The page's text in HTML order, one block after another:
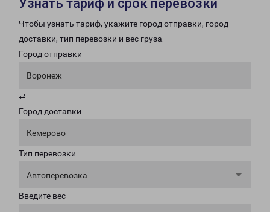
Узнать тариф и срок перевозки
Чтобы узнать тариф, укажите город отправки, город
доставки, тип перевозки и вес груза.
Город отправки
Воронеж
⇄
Город доставки
Кемерово
Тип перевозки
Автоперевозка
Введите вес